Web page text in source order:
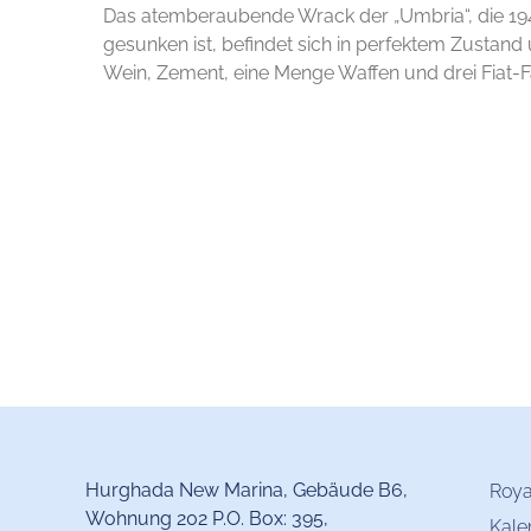
Das atemberaubende Wrack der „Umbria“, die
gesunken ist, befindet sich in perfektem
Wein, Zement, eine Menge Waffen und drei Fiat-
Hurghada New Marina, Gebäude B6,
Wohnung 202 P.O. Box: 395,